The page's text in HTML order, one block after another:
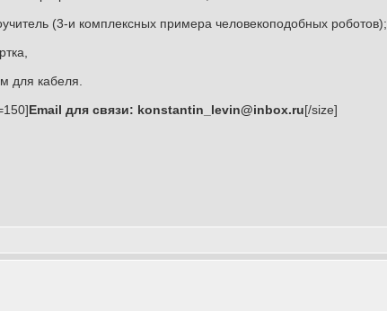
(3-и комплексных примера человекоподобных роботов);
для кабеля.
Email для связи: konstantin_levin@inbox.ru[/size]